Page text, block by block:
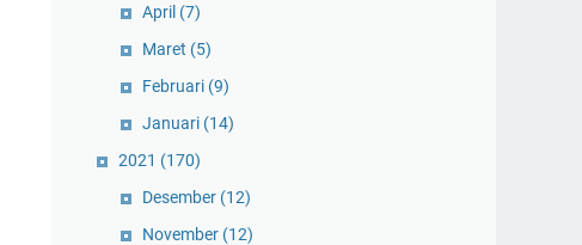
April (7)
Maret (5)
Februari (9)
Januari (14)
2021 (170)
Desember (12)
November (12)